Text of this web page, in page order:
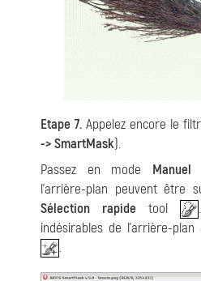
Etape 7. Appelez encore le
-> SmartMask).
Passez en mode Manuel
l'arrière-plan peuvent être
Sélection rapidetool
indésirables de l'arrière-plan
.